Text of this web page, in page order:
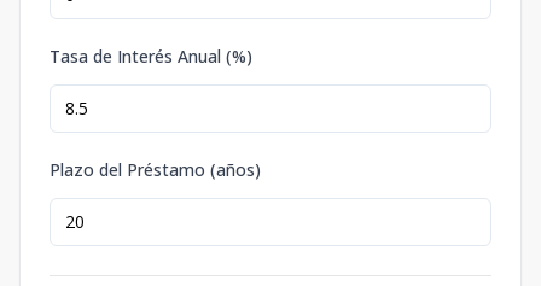
Tasa de Interés Anual (%)
Plazo del Préstamo (años)